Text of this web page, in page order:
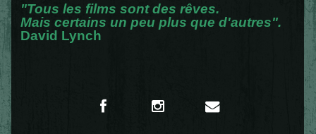
"Tous les films sont des rêves.
Mais certains un peu plus que d'autres".
David Lynch